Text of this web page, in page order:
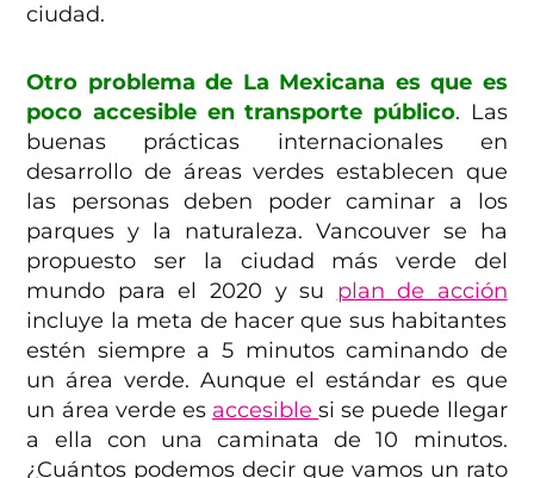
ciudad.
Otro problema de La Mexicana es que es
poco accesible en transporte público. Las
buenas prácticas internacionales en
desarrollo de áreas verdes establecen que
las personas deben poder caminar a los
parques y la naturaleza. Vancouver se ha
propuesto ser la ciudad más verde del
mundo para el 2020 y su plan de acción
incluye la meta de hacer que sus habitantes
estén siempre a 5 minutos caminando de
un área verde. Aunque el estándar es que
un área verde es accesiblesi se puede llegar
a ella con una caminata de 10 minutos.
¿Cuántos podemos decir que vamos un rato